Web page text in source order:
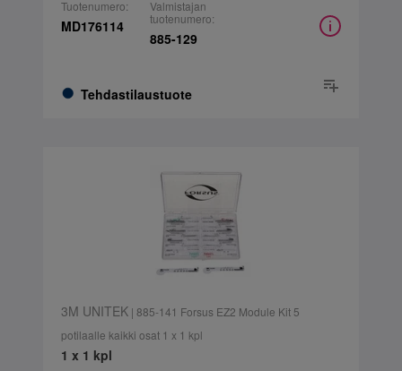
Tuotenumero:
MD176114
Tehdastilaustuote
Valmistajan
tuotenumero:
885-129
3M UNITEK| 885-141 Forsus EZ2 Module Kit 5
potilaalle kaikki osat 1 x 1 kpl
1 x 1 kpl